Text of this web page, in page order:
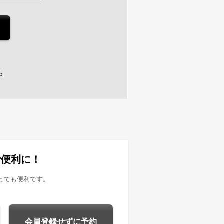
利に！
も便利です。
会員登録せずに予約